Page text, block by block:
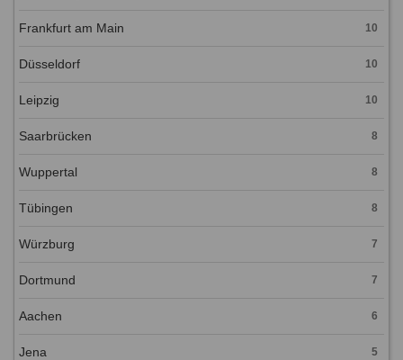
Frankfurt am Main 10
Düsseldorf 10
Leipzig 10
Saarbrücken 8
Wuppertal 8
Tübingen 8
Würzburg 7
Dortmund 7
Aachen 6
Jena 5